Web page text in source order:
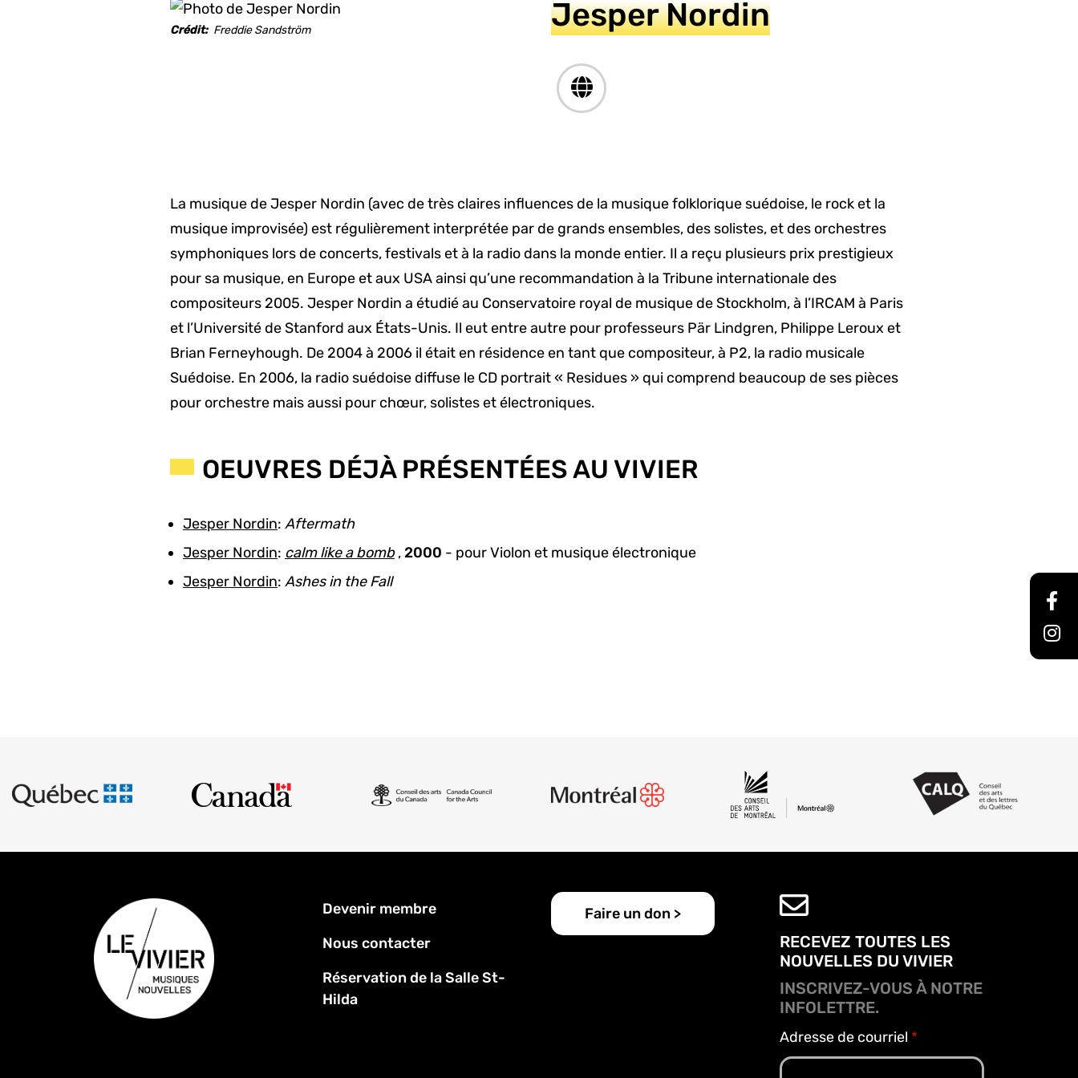
d'Ariane
Crédit Freddie Sandström Jesper Nordin
La musique de Jesper Nordin (avec de très claires influences de la musique folklorique suédoise, le rock et la
musique improvisée) est régulièrement interprétée par de grands ensembles, des solistes, et des orchestres
symphoniques lors de concerts, festivals et à la radio dans la monde entier. Il a reçu plusieurs prix prestigieux
pour sa musique, en Europe et aux USA ainsi qu’une recommandation à la Tribune internationale des
compositeurs 2005. Jesper Nordin a étudié au Conservatoire royal de musique de Stockholm, à l’IRCAM à Paris
et l’Université de Stanford aux États-Unis. Il eut entre autre pour professeurs Pär Lindgren, Philippe Leroux et
Brian Ferneyhough. De 2004 à 2006 il était en résidence en tant que compositeur, à P2, la radio musicale
Suédoise. En 2006, la radio suédoise diffuse le CD portrait « Residues » qui comprend beaucoup de ses pièces
pour orchestre mais aussi pour chœur, solistes et électroniques.
OEUVRES DÉJÀ PRÉSENTÉES AU VIVIER
Jesper Nordin: Aftermath
Jesper Nordin: calm like a bomb ,2000 - pourViolon et musique électronique
Jesper Nordin: Ashes in the Fall
Menu
Pied
de
page
Devenir membre
Nous contacter
Réservation de la Salle St-
Hilda
Faire un don >
RECEVEZ TOUTES LES
NOUVELLES DU VIVIER
INSCRIVEZ-VOUS À NOTRE
INFOLETTRE.
Adresse de courriel